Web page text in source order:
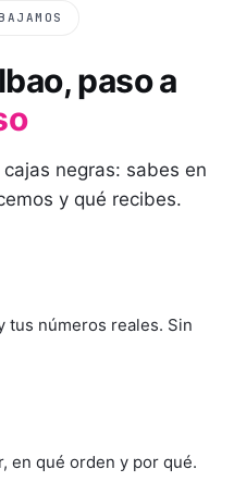
, paso a
negras: sabes en
y qué recibes.
tus números reales. Sin
en qué orden y por qué.